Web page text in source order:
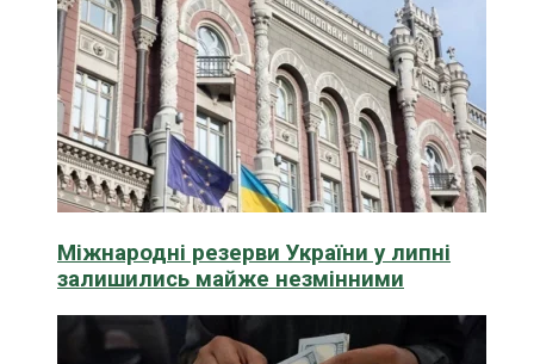
Міжнародні резерви України у липні
залишились майже незмінними